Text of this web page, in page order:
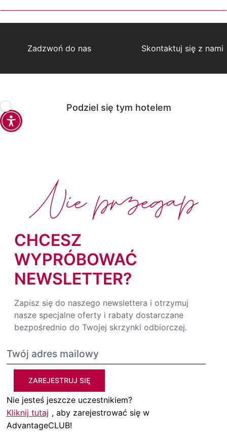
Zadzwoń do nas Skontaktuj się z nami
Podziel się tym hotelem
CHCESZ
WYPRÓBOWAĆ
NEWSLETTER?
Zapisz się do naszego newslettera i otrzymuj
nasze specjalne oferty i rabaty dostarczane
bezpośrednio do Twojej skrzynki odbiorczej.
ZAREJESTRUJ SIĘ
Nie jesteś jeszcze uczestnikiem?
Kliknij tutaj , aby zarejestrować się w
AdvantageCLUB!
Nie przegap